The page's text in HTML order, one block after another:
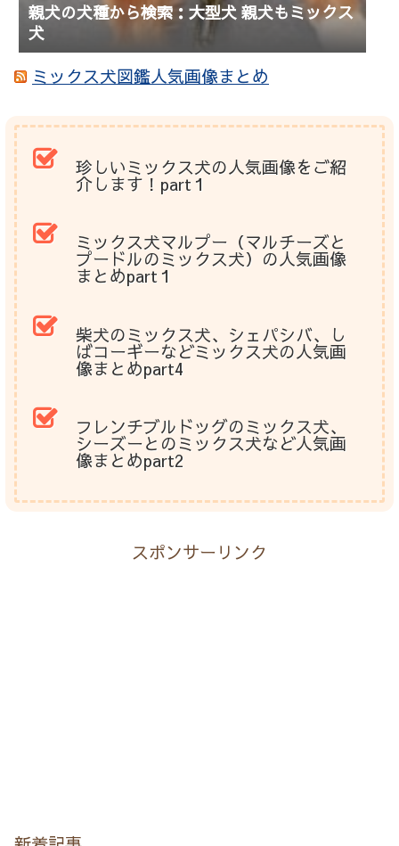
親犬の犬種から検索：大型犬 親犬もミックス
犬
ミックス犬図鑑人気画像まとめ
珍しいミックス犬の人気画像をご紹
介します！part１
ミックス犬マルプー（マルチーズと
プードルのミックス犬）の人気画像
まとめpart１
柴犬のミックス犬、シェパシバ、し
ばコーギーなどミックス犬の人気画
像まとめpart4
フレンチブルドッグのミックス犬、
シーズーとのミックス犬など人気画
像まとめpart2
スポンサーリンク